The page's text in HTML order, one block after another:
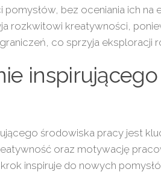
pomysłów, bez oceniania ich na
rozkwitowi kreatywności,
co sprzyja eksploracji
środowiska pracy jest
oraz motywację
inspiruje do nowych